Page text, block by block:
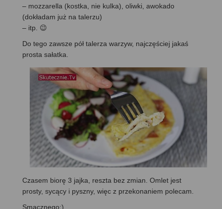
– mozzarella (kostka, nie kulka), oliwki, awokado
(dokładam już na talerzu)
– itp. 😉
Do tego zawsze pół talerza warzyw, najczęściej jakaś
prosta sałatka.
Czasem biorę 3 jajka, reszta bez zmian. Omlet jest
prosty, sycący i pyszny, więc z przekonaniem polecam.
Smacznego:)